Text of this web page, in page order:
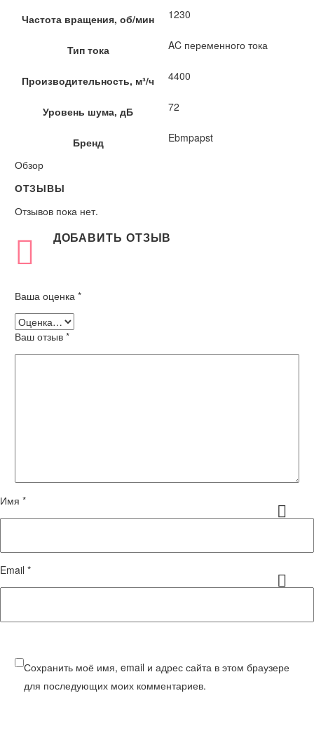
Частота вращения, об/мин 1230
Тип тока AC переменного тока
Производительность, м³/ч 4400
Уровень шума, дБ 72
Бренд
Ebmpapst
Обзор
ОТЗЫВЫ
Отзывов пока нет.
ДОБАВИТЬ ОТЗЫВ
Ваша оценка *
Ваш отзыв *
Имя *
Email *
Сохранить моё имя, email и адрес сайта в этом браузере
для последующих моих комментариев.